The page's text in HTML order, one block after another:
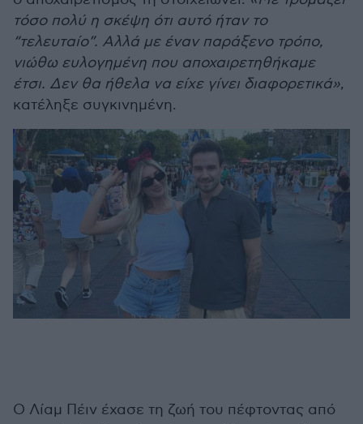
τόσο πολύ η σκέψη ότι αυτό ήταν το
“τελευταίο”. Αλλά με έναν παράξενο τρόπο,
νιώθω ευλογημένη που αποχαιρετηθήκαμε
έτσι. Δεν θα ήθελα να είχε γίνει διαφορετικά»,
κατέληξε συγκινημένη.
Ο Λίαμ Πέιν έχασε τη ζωή του πέφτοντας από